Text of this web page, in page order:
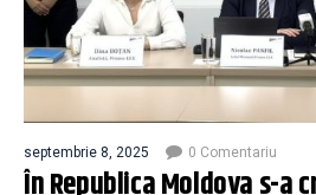
septembrie 8, 2025 0 Comentariu
În Republica Moldova s-a